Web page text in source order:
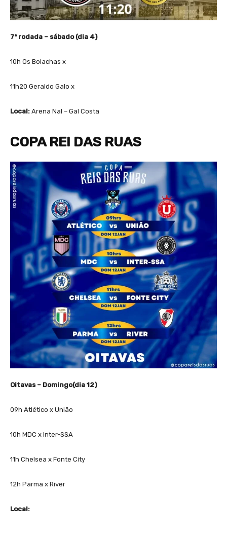
7ª rodada – sábado (dia 4)
10h Os Bolachas x
11h20 Geraldo Galo x
Local: Arena Nal – Gal Costa
COPA REI DAS RUAS
Oitavas – Domingo(dia 12)
09h Atlético x União
10h MDC x Inter-SSA
11h Chelsea x Fonte City
12h Parma x River
Local: